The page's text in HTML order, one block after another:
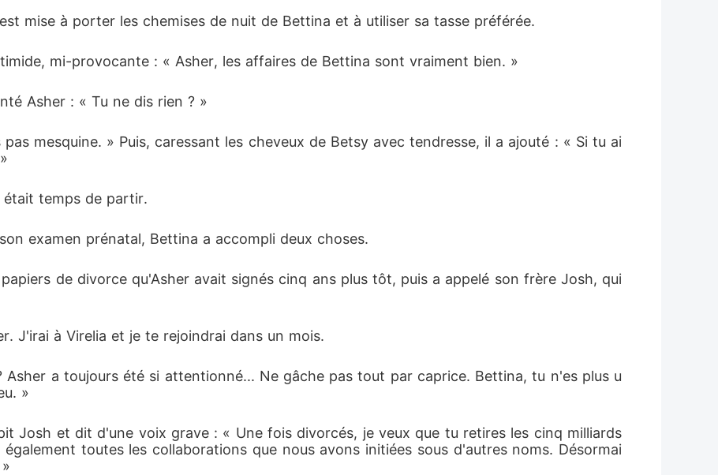
mise à porter les chemises de nuit de Bettina et à utiliser sa tasse préférée.
mi-provocante : « Asher, les affaires de Bettina sont vraiment bien. »
Asher : « Tu ne dis rien ? »
mesquine. » Puis, caressant les cheveux de Betsy avec tendresse, il a ajouté : « Si tu ai
temps de partir.
examen prénatal, Bettina a accompli deux choses.
de divorce qu'Asher avait signés cinq ans plus tôt, puis a appelé son frère Josh, qui
J'irai à Virelia et je te rejoindrai dans un mois.
Asher a toujours été si attentionné... Ne gâche pas tout par caprice. Bettina, tu n'es plus u
»
Josh et dit d'une voix grave : « Une fois divorcés, je veux que tu retires les cinq milliards
toutes les collaborations que nous avons initiées sous d'autres noms. Désormai